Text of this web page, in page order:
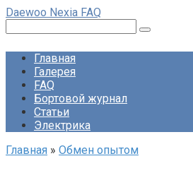
Перейти
контенту
Daewoo Nexia FAQ
Главная
Галерея
FAQ
Бортовой журнал
Статьи
Электрика
Главная » Обмен опытом